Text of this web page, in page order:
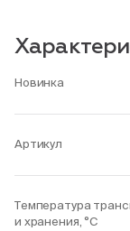
Новинка
Артикул
Температура
и хранения, °С